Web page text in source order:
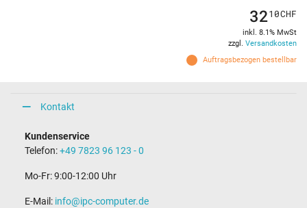
Auftragsbezogen bestellbar
3210CHF
inkl. 8.1% MwSt
zzgl. Versandkosten
Kontakt
Kundenservice
Telefon:+49 7823 96 123 - 0
Mo-Fr: 9:00-12:00 Uhr
E-Mail: info@ipc-computer.de